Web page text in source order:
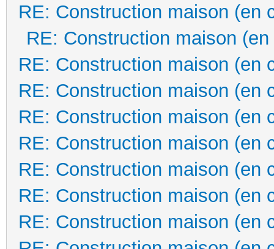
RE: Construction maison (en
RE: Construction maison
RE: Construction maison (en
RE: Construction maison (en
RE: Construction maison (en
RE: Construction maison (en
RE: Construction maison (en
RE: Construction maison (en
RE: Construction maison (en